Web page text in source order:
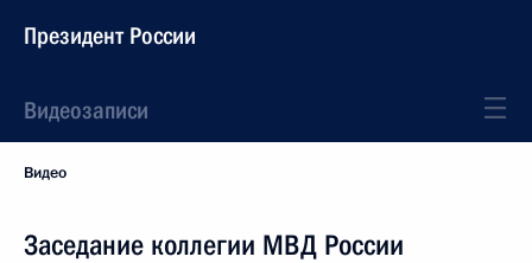
Президент России
Видеозаписи
Видео
Заседание коллегии МВД России